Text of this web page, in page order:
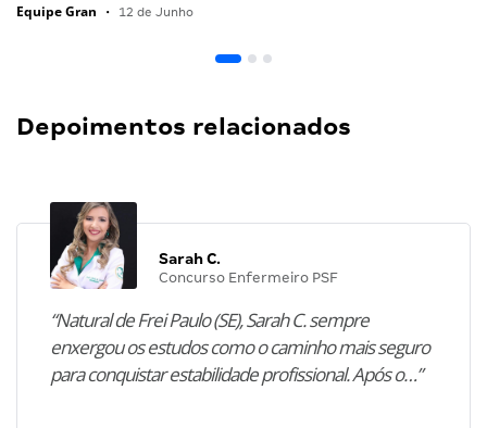
Equipe Gran • 12 de Junho
Depoimentos relacionados
Sarah C.
Concurso Enfermeiro PSF
“Natural de Frei Paulo (SE), Sarah C. sempre
enxergou os estudos como o caminho mais seguro
para conquistar estabilidade profissional. Após o…”